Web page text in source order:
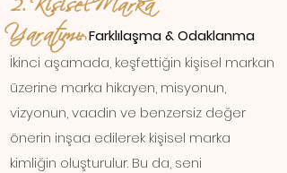
Yaratımı:Farklılaşma & Odaklanma
İkinci aşamada, keşfettiğin kişisel markan
üzerine marka hikayen, misyonun,
vizyonun, vaadin ve benzersiz değer
önerin inşaa edilerek kişisel marka
kimliğin oluşturulur. Bu da, seni